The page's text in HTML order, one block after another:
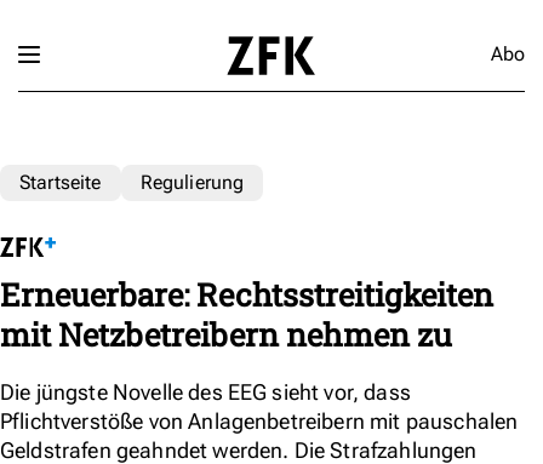
Abo
Startseite Regulierung
Erneuerbare: Rechtsstreitigkeiten
mit Netzbetreibern nehmen zu
Die jüngste Novelle des EEG sieht vor, dass
Pflichtverstöße von Anlagenbetreibern mit pauschalen
Geldstrafen geahndet werden. Die Strafzahlungen